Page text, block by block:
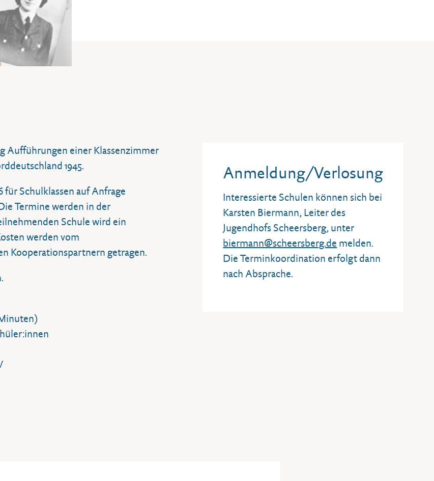
Aufführungen einer Klassenzimmer
1945.
für Schulklassen auf Anfrage
Termine werden in der
Schule wird ein
werden vom
Kooperationspartnern getragen.
Anmeldung/Verlosung
Interessierte Schulen können sich bei
Karsten Biermann, Leiter des
Jugendhofs Scheersberg, unter
biermann@scheersberg.de melden.
Die Terminkoordination erfolgt dann
nach Absprache.
geheimen Abteilung des